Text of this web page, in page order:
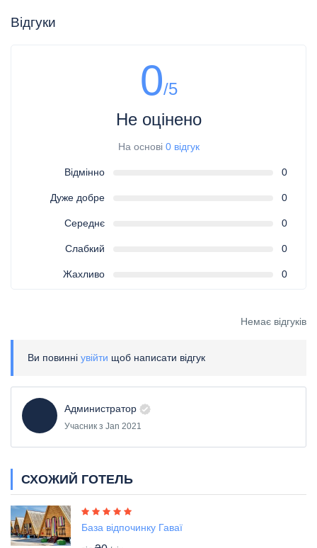
Відгуки
0/5
Не оцінено
На основі 0 відгук
Відмінно 0
Дуже добре 0
Середнє 0
Слабкий 0
Жахливо 0
Немає відгуків
Ви повинні увійти щоб написати відгук
Администратор
Учасник з Jan 2021
СХОЖИЙ ГОТЕЛЬ
База відпочинку Гаваї